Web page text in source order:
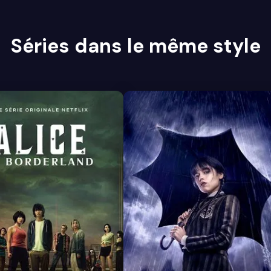
Séries dans le même style